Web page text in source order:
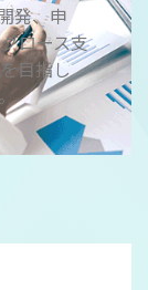
発、申
ロース支
目指し